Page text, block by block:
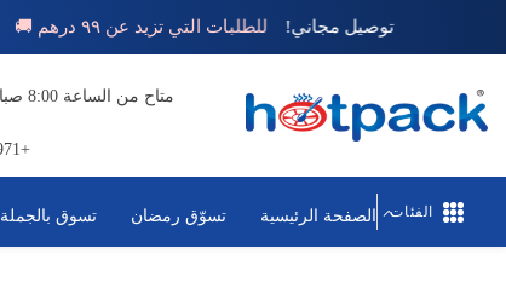
توصيل مجاني! للطلبات التي تزيد عن ٩٩ درهم 🚚
+971 4 823 1111
الفئات الصفحة الرئيسية تسوّق رمضان تسوق بالجملة